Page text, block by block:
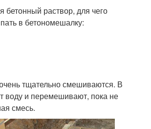
бетонный раствор, для чего
в бетономешалку:
тщательно смешиваются. В
воду и перемешивают, пока не
смесь.